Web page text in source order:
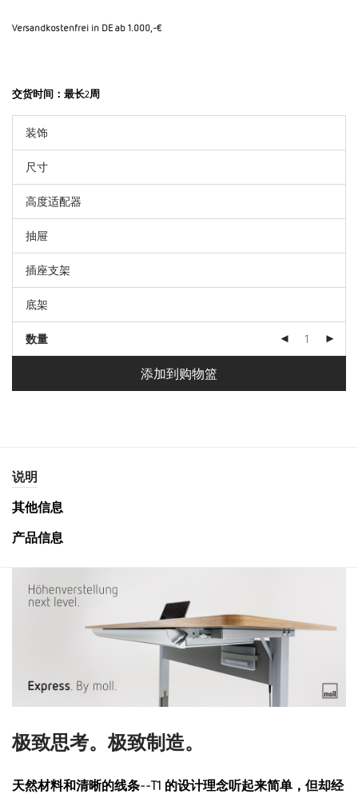
Versandkostenfrei in DE ab 1.000,-€
交货时间： 最长2周
数量
添加到购物篮
说明
其他信息
产品信息
极致思考。极致制造。
天然材料和清晰的线条--T1 的设计理念听起来简单，但却经